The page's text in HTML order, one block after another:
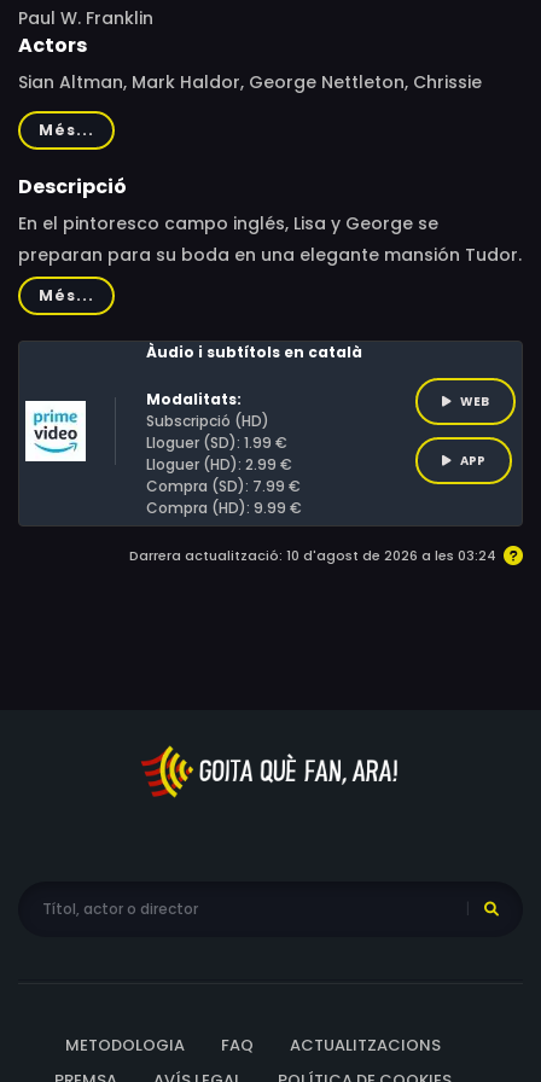
Paul W. Franklin
Actors
Sian Altman, Mark Haldor, George Nettleton, Chrissie
Wunna, Beatrice Fletcher, Stephen Staley, Sofia Lacey,
Chris Cordell, Sarah Alexandra Marks, Eva Ray, Antonia
Whillans, Sarah T. Cohen, Kate Sandison, Richard Harfst,
Ronald
Més...
Descripció
En el pintoresco campo inglés, Lisa y George se
preparan para su boda en una elegante mansión Tudor.
La emoción es palpable entre amigos y familiares, pero
la calma se rompe cuando un cocodrilo enfurecido,
escapado de un zoológico cercano, decide interrumpir
la celebración. La pareja a unirse con un grupo de
personajes excéntricos mientras el reptil siembra el
caos.
Més...
Àudio i subtítols en català
Modalitats:
Subscripció (HD)
Lloguer (SD): 1.99 €
Lloguer (HD): 2.99 €
Compra (SD): 7.99 €
Compra (HD): 9.99 €
WEB
APP
Darrera actualització: 10 d'agost de 2026 a les 03:24
METODOLOGIA FAQ
ACTUALITZACIONS